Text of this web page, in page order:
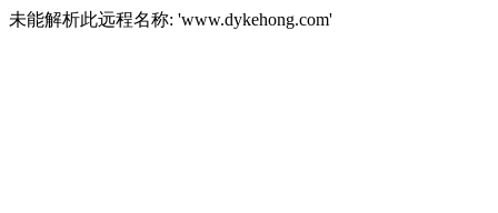
未能解析此远程名称: 'www.dykehong.com'